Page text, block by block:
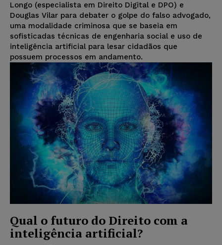
Longo (especialista em Direito Digital e DPO) e
Douglas Vilar para debater o golpe do falso advogado,
uma modalidade criminosa que se baseia em
sofisticadas técnicas de engenharia social e uso de
inteligência artificial para lesar cidadãos que
possuem processos em andamento.
Qual o futuro do Direito com a
inteligência artificial?